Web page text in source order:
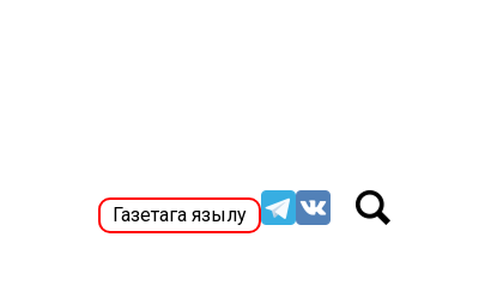
Газетага язылу